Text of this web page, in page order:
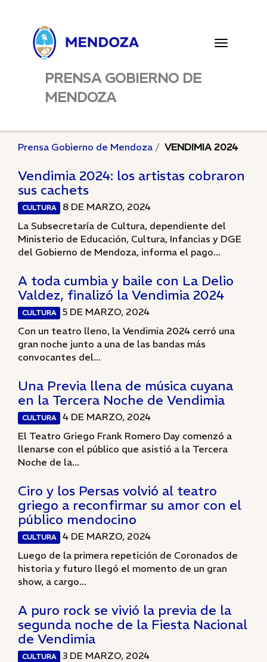
Toggle
PRENSA GOBIERNO DE
MENDOZA
Prensa Gobierno de Mendoza VENDIMIA 2024
Vendimia 2024: los artistas cobraron
sus cachets
CULTURA
8 DE MARZO, 2024
La Subsecretaría de Cultura, dependiente del
Ministerio de Educación, Cultura, Infancias y DGE
del Gobierno de Mendoza, informa el pago...
A toda cumbia y baile con La Delio
Valdez, finalizó la Vendimia 2024
CULTURA
5 DE MARZO, 2024
Con un teatro lleno, la Vendimia 2024 cerró una
gran noche junto a una de las bandas más
convocantes del...
Una Previa llena de música cuyana
en la Tercera Noche de Vendimia
CULTURA
4 DE MARZO, 2024
El Teatro Griego Frank Romero Day comenzó a
llenarse con el público que asistió a la Tercera
Noche de la...
Ciro y los Persas volvió al teatro
griego a reconfirmar su amor con el
público mendocino
CULTURA
4 DE MARZO, 2024
Luego de la primera repetición de Coronados de
historia y futuro llegó el momento de un gran
show, a cargo...
A puro rock se vivió la previa de la
segunda noche de la Fiesta Nacional
de Vendimia
CULTURA
3 DE MARZO, 2024